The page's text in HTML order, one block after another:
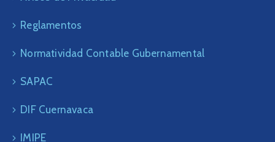
Reglamentos
Normatividad Contable Gubernamental
SAPAC
DIF Cuernavaca
IMIPE